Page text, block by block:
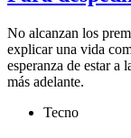
No alcanzan los
explicar una vida
esperanza de estar a
más adelante.
Tecno